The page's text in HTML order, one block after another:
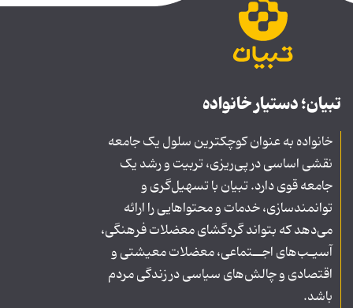
تبیان؛ دستیار خانواده
خانواده به عنوان کوچکترین سلول یک جامعه
نقشی اساسی در پی‌ریزی، تربیت و رشد یک
جامعه قوی دارد. تبیان با تسهیل‌گری و
توانمندسازی، خدمات و محتواهایی را ارائه
می‌دهد که بتواند گره‌گشای معضلات فرهنگی،
آسیـب‌های اجــتماعی، معضلات معیشتی و
اقتصادی و چالش‌های سیاسی در زندگی مردم
باشد.